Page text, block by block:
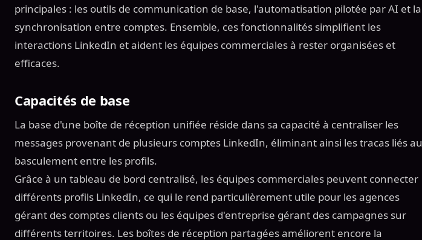
principales : les outils de communication de base, l'automatisation pilotée par AI et la
synchronisation entre comptes. Ensemble, ces fonctionnalités simplifient les
interactions LinkedIn et aident les équipes commerciales à rester organisées et
efficaces.
Capacités de base
La base d'une boîte de réception unifiée réside dans sa capacité à centraliser les
messages provenant de plusieurs comptes LinkedIn, éliminant ainsi les tracas liés au
basculement entre les profils.
Grâce à un tableau de bord centralisé, les équipes commerciales peuvent connecter
différents profils LinkedIn, ce qui le rend particulièrement utile pour les agences
gérant des comptes clients ou les équipes d'entreprise gérant des campagnes sur
différents territoires. Les boîtes de réception partagées améliorent encore la